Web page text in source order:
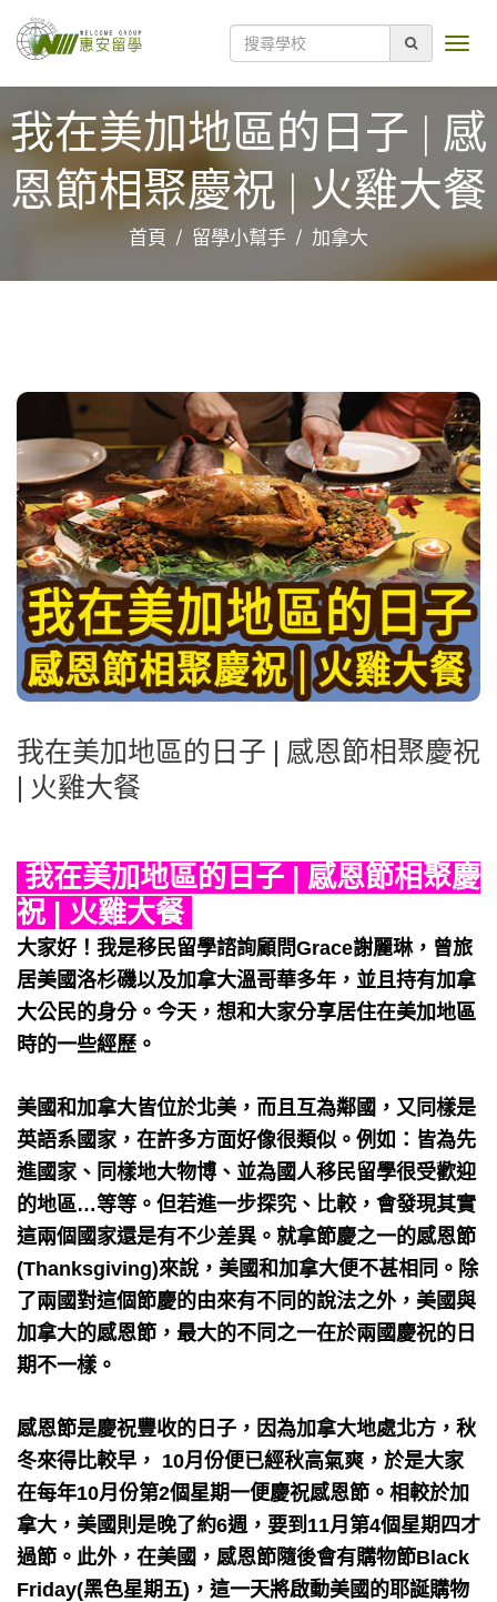
我在美加地區的日子 | 感
恩節相聚慶祝 | 火雞大餐
首頁 留學小幫手 加拿大
我在美加地區的日子 | 感恩節相聚慶祝
| 火雞大餐
我在美加地區的日子 | 感恩節相聚慶
祝 | 火雞大餐
大家好！我是移民留學諮詢顧問Grace謝麗琳，曾旅
居美國洛杉磯以及加拿大溫哥華多年，並且持有加拿
大公民的身分。今天，想和大家分享居住在美加地區
時的一些經歷。
美國和加拿大皆位於北美，而且互為鄰國，又同樣是
英語系國家，在許多方面好像很類似。例如：皆為先
進國家、同樣地大物博、並為國人移民留學很受歡迎
的地區…等等。但若進一步探究、比較，會發現其實
這兩個國家還是有不少差異。就拿節慶之一的感恩節
(Thanksgiving)來說，美國和加拿大便不甚相同。除
了兩國對這個節慶的由來有不同的說法之外，美國與
加拿大的感恩節，最大的不同之一在於兩國慶祝的日
期不一樣。
感恩節是慶祝豐收的日子，因為加拿大地處北方，秋
冬來得比較早， 10月份便已經秋高氣爽，於是大家
在每年10月份第2個星期一便慶祝感恩節。相較於加
拿大，美國則是晚了約6週，要到11月第4個星期四才
過節。此外，在美國，感恩節隨後會有購物節Black
Friday(黑色星期五)，這一天將啟動美國的耶誕購物